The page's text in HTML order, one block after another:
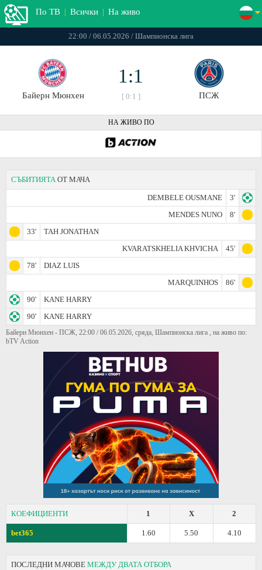
По ТВ | Всички | На живо
22:00 / 06.05.2026 / Шампионска лига
Байерн Мюнхен
1:1
[ 0:1 ] ПСЖ
НА ЖИВО ПО
СЪБИТИЯТА ОТ МАЧА
DEMBELE OUSMANE
3'
MENDES NUNO
8'
33'
TAH JONATHAN
KVARATSKHELIA KHVICHA
45'
78'
DIAZ LUIS
MARQUINHOS
86'
90'
KANE HARRY
90'
KANE HARRY
Байерн Мюнхен - ПСЖ, 22:00 / 06.05.2026, сряда, Шампионска лига , на живо по:
bTV Action
КОЕФИЦИЕНТИ 2
X
1
bet365 4.10
5.50
1.60
ПОСЛЕДНИ МАЧОВЕ МЕЖДУ ДВАТА ОТБОРА